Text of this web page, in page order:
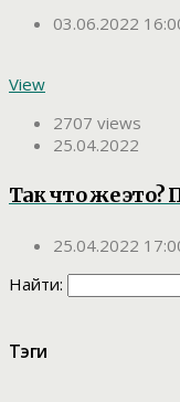
03.06.2022
View
2707 views
25.04.2022
Так что же это?
25.04.2022
Найти:
Тэги